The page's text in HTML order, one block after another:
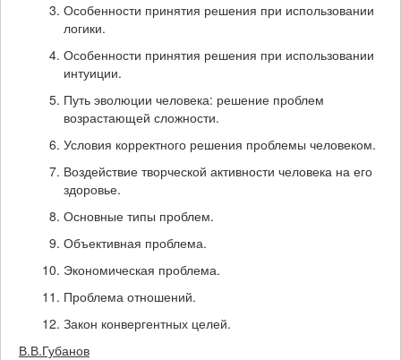
Особенности принятия решения при использовании
логики.
Особенности принятия решения при использовании
интуиции.
Путь эволюции человека: решение проблем
возрастающей сложности.
Условия корректного решения проблемы человеком.
Воздействие творческой активности человека на его
здоровье.
Основные типы проблем.
Объективная проблема.
Экономическая проблема.
Проблема отношений.
Закон конвергентных целей.
В.В.Губанов